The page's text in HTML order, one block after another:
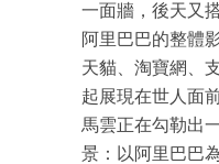
一面牆，後天又
阿里巴巴的整體
天貓、淘寶網、
起展現在世人面
馬雲正在勾勒出
景：以阿里巴巴